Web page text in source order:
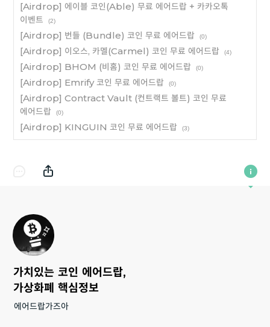
[Airdrop] 에이블 코인(Able) 무료 에어드랍 + 카카오톡
이벤트
(2)
[Airdrop] 번들 (Bundle) 코인 무료 에어드랍 (0)
[Airdrop] 이오스, 카멜(Carmel) 코인 무료 에어드랍 (4)
[Airdrop] BHOM (비홈) 코인 무료 에어드랍 (0)
[Airdrop] Emrify 코인 무료 에어드랍 (0)
[Airdrop] Contract Vault (컨트랙트 볼트) 코인 무료
에어드랍
(0)
[Airdrop] KINGUIN 코인 무료 에어드랍 (3)
가치있는 코인 에어드랍,
가상화폐 핵심정보
에어드랍가즈아